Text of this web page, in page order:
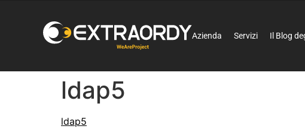
Azienda Servizi Il Blog
ldap5
ldap5